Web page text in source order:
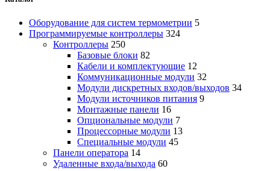
Оборудование для систем термометрии 5
Программируемые контроллеры 324
Контроллеры 250
Базовые блоки 82
Кабели и комплектующие 12
Коммуникационные модули 32
Модули дискретных входов/выходов 34
Модули источников питания 9
Монтажные панели 16
Опциональные модули 7
Процессорные модули 13
Специальные модули 45
Панели оператора 14
Удаленные входа/выхода 60